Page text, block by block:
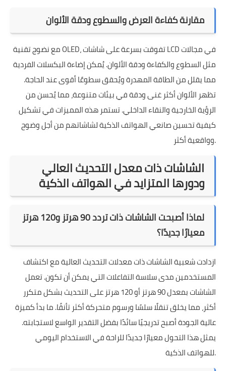
مقارنة كفاءة العرض والسطوع ودقة الألوان
مع نضوج تقنية OLED، تفوقت بسرعة على شاشات LCD في مجالات
مثل السطوع والكفاءة ودقة الألوان. يُمكن إضاءة البكسلات الفردية
مما يقلل من الطاقة المهدرة ويُحقق سطوعًا أقوى عند الحاجة.
تظهر الألوان أكثر غنى ودقة في بيئات متنوعة، مما يُحسن من
الرؤية الخارجية والنقاء الداخلي. تستمر هذه المميزات في تشكيل
كيفية تحسين صانعي الهواتف الذكية لشاشاتهم من أجل وضوح
وواقعية أكثر.
الشاشات ذات معدل التحديث العالي
ودورها المتزايد في الهواتف الذكية
لماذا أصبحت الشاشات ذات تردد 90 هرتز و120 هرتز
معيارًا جديدًا؟
ازدادت شعبية الشاشات ذات معدلات التحديث العالية مع اكتشاف
المستخدمين مدى سلاسة التفاعلات التي يمكن أن تكون. تعمل
الشاشات بمعدل 90 هرتز أو 120 هرتز على التحديث بشكل متكرر
أكثر، مما يخلق تنقلًا سلسًا ورسوم متحركة أكثر تأنقًا. ما بدأ كميزة
عالية الجودة أصبح تدريجيًا سائدًا بفضل التقدير الواسع لاستجابته.
يمثل هذا التحول معيارًا جديدًا للراحة في الاستخدام اليومي
للهواتف الذكية.